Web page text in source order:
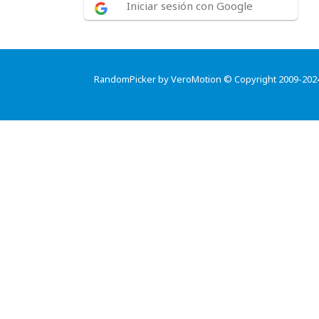
Iniciar sesión con Google
RandomPicker by VeroMotion © Copyright 2009-